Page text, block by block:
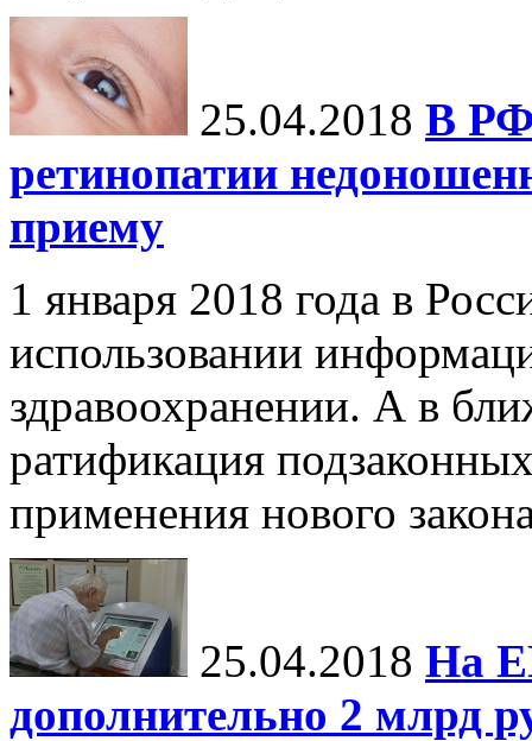
25.04.2018 В РФ
ретинопатии
приему
1 января 2018 года в
использовании
здравоохранении. А в
ратификация
применения нового
25.04.2018 На
дополнительно 2 млрд